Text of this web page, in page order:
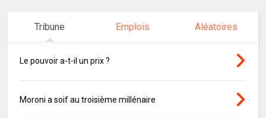
Tribune Emplois Aléatoires
Le pouvoir a-t-il un prix ?
Moroni a soif au troisième millénaire